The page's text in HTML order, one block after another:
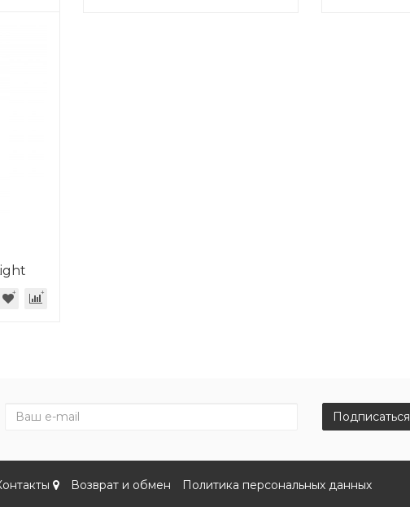
Подписаться
Возврат и обмен Политика персональных данных